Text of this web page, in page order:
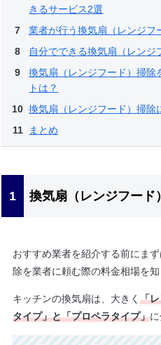
きるサービス2選
業者が行う換気扇（レンジフ
自分でできる換気扇（レンジ
換気扇（レンジフード）掃除
トは？
換気扇（レンジフード）掃除
まとめ
換気扇（レンジフード
おすすめ業者を紹介する前にま
除を業者に頼む際の料金相場を知
キッチンの換気扇は、大きく 「
タイプ」と「プロペラタイプ」に